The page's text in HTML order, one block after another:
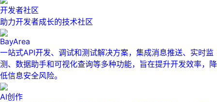
开发者社区
助力开发者成长的技术社区
BayArea
一站式API开发、调试和测试解决方案，集成消息推送、实时监
测、数据助手和可视化查询等多种功能，旨在提升开发效率，降
低信息安全风险。
AI创作